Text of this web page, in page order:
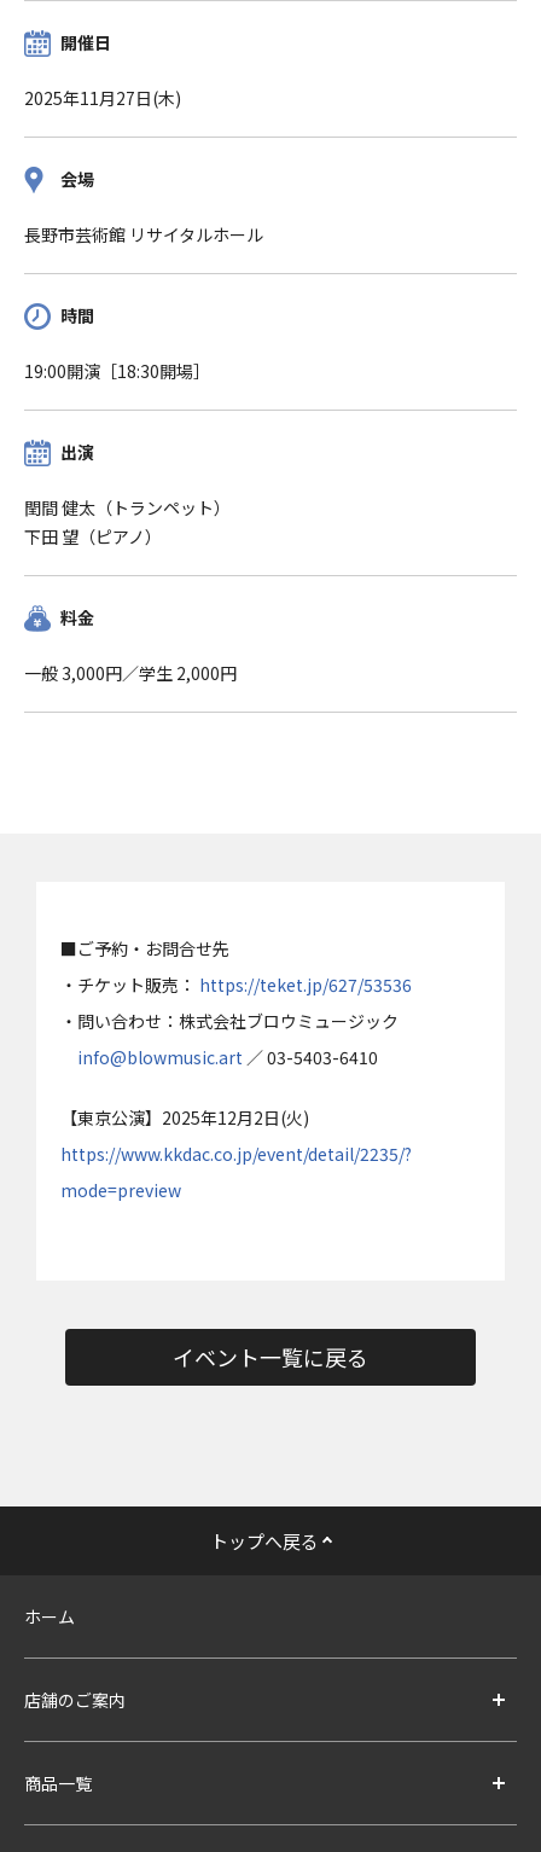
開催日
2025年11月27日(木)
会場
長野市芸術館 リサイタルホール
時間
19:00開演［18:30開場］
出演
閏間 健太（トランペット）
下田 望（ピアノ）
料金
一般 3,000円／学生 2,000円
■ご予約・お問合せ先
・チケット販売： https://teket.jp/627/53536
・問い合わせ：株式会社ブロウミュージック
info@blowmusic.art ／ 03-5403-6410
【東京公演】2025年12月2日(火)
https://www.kkdac.co.jp/event/detail/2235/?
mode=preview
イベント一覧に戻る
トップへ戻る
ホーム
店舗のご案内
商品一覧